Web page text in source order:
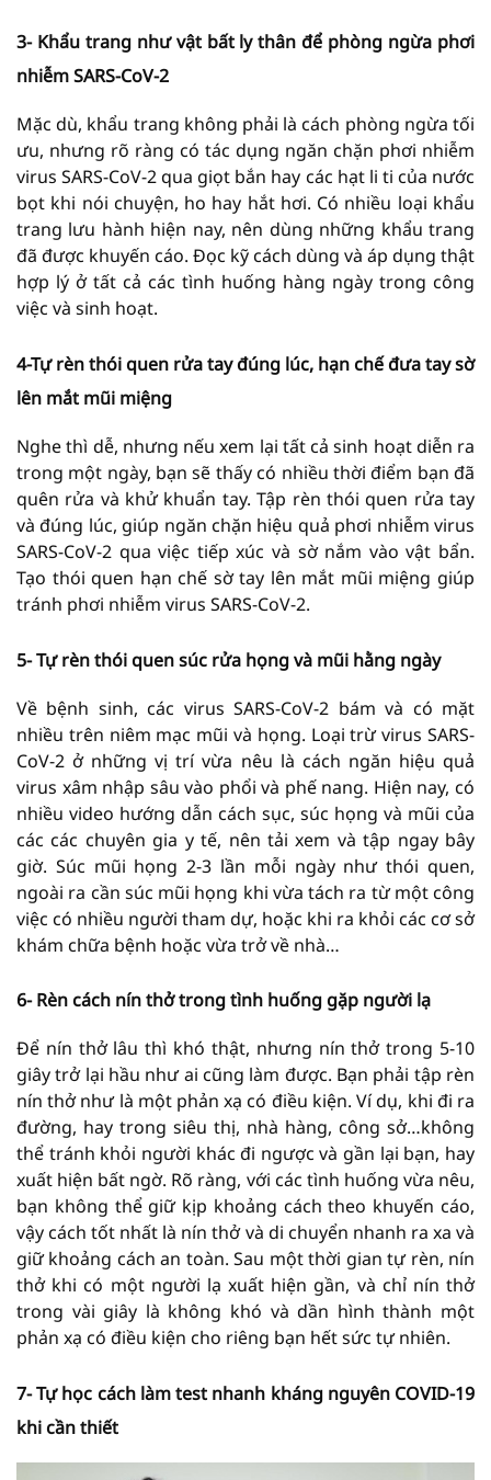
3- Khẩu trang như vật bất ly thân để phòng ngừa phơi
nhiễm SARS-CoV-2
Mặc dù, khẩu trang không phải là cách phòng ngừa tối
ưu, nhưng rõ ràng có tác dụng ngăn chặn phơi nhiễm
virus SARS-CoV-2 qua giọt bắn hay các hạt li ti của nước
bọt khi nói chuyện, ho hay hắt hơi. Có nhiều loại khẩu
trang lưu hành hiện nay, nên dùng những khẩu trang
đã được khuyến cáo. Đọc kỹ cách dùng và áp dụng thật
hợp lý ở tất cả các tình huống hàng ngày trong công
việc và sinh hoạt.
4-Tự rèn thói quen rửa tay đúng lúc, hạn chế đưa tay sờ
lên mắt mũi miệng
Nghe thì dễ, nhưng nếu xem lại tất cả sinh hoạt diễn ra
trong một ngày, bạn sẽ thấy có nhiều thời điểm bạn đã
quên rửa và khử khuẩn tay. Tập rèn thói quen rửa tay
và đúng lúc, giúp ngăn chặn hiệu quả phơi nhiễm virus
SARS-CoV-2 qua việc tiếp xúc và sờ nắm vào vật bẩn.
Tạo thói quen hạn chế sờ tay lên mắt mũi miệng giúp
tránh phơi nhiễm virus SARS-CoV-2.
5- Tự rèn thói quen súc rửa họng và mũi hằng ngày
Về bệnh sinh, các virus SARS-CoV-2 bám và có mặt
nhiều trên niêm mạc mũi và họng. Loại trừ virus SARS-
CoV-2 ở những vị trí vừa nêu là cách ngăn hiệu quả
virus xâm nhập sâu vào phổi và phế nang. Hiện nay, có
nhiều video hướng dẫn cách sục, súc họng và mũi của
các các chuyên gia y tế, nên tải xem và tập ngay bây
giờ. Súc mũi họng 2-3 lần mỗi ngày như thói quen,
ngoài ra cần súc mũi họng khi vừa tách ra từ một công
việc có nhiều người tham dự, hoặc khi ra khỏi các cơ sở
khám chữa bệnh hoặc vừa trở về nhà…
6- Rèn cách nín thở trong tình huống gặp người lạ
Để nín thở lâu thì khó thật, nhưng nín thở trong 5-10
giây trở lại hầu như ai cũng làm được. Bạn phải tập rèn
nín thở như là một phản xạ có điều kiện. Ví dụ, khi đi ra
đường, hay trong siêu thị, nhà hàng, công sở…không
thể tránh khỏi người khác đi ngược và gần lại bạn, hay
xuất hiện bất ngờ. Rõ ràng, với các tình huống vừa nêu,
bạn không thể giữ kịp khoảng cách theo khuyến cáo,
vậy cách tốt nhất là nín thở và di chuyển nhanh ra xa và
giữ khoảng cách an toàn. Sau một thời gian tự rèn, nín
thở khi có một người lạ xuất hiện gần, và chỉ nín thở
trong vài giây là không khó và dần hình thành một
phản xạ có điều kiện cho riêng bạn hết sức tự nhiên.
7- Tự học cách làm test nhanh kháng nguyên COVID-19
khi cần thiết